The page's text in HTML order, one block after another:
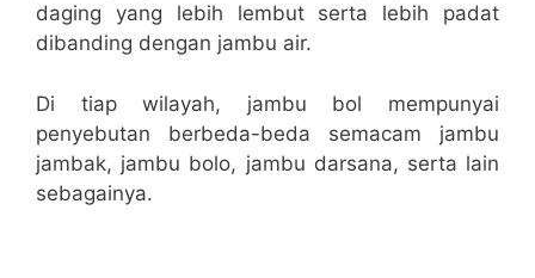
daging yang lebih lembut serta lebih padat
dibanding dengan jambu air.
Di tiap wilayah, jambu bol mempunyai
penyebutan berbeda-beda semacam jambu
jambak, jambu bolo, jambu darsana, serta lain
sebagainya.